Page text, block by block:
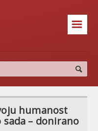
☰
humanost
– donirano